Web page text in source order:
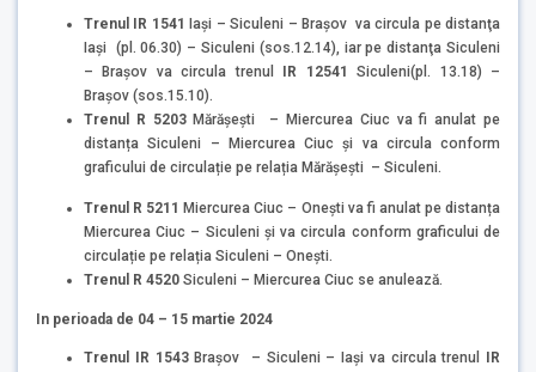
Trenul IR 1541Iaşi – Siculeni – Braşov va circula pe distanţa
Iaşi (pl. 06.30) – Siculeni (sos.12.14), iar pe distanţa Siculeni
– Braşov va circula trenul IR 12541Siculeni(pl. 13.18) –
Braşov (sos.15.10).
Trenul R 5203Mărăşeşti – Miercurea Ciuc va fi anulat pe
distanța Siculeni – Miercurea Ciuc și va circula conform
graficului de circulație pe relația Mărăşeşti – Siculeni.
Trenul R 5211 Miercurea Ciuc – Onești va fi anulat pe distanța
Miercurea Ciuc – Siculeni și va circula conform graficului de
circulație pe relația Siculeni – Onești.
Trenul R 4520 Siculeni – Miercurea Ciuc se anulează.
In perioada de 04 – 15 martie 2024
Trenul IR 1543Brașov – Siculeni – Iași va circula trenul
IR